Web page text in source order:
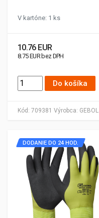
Kód: 709381 Výrobca: GEBOL
V kartóne: 1 ks
10.76 EUR
8.75 EUR bez DPH
Do košíka
DODANIE DO 24 HOD.